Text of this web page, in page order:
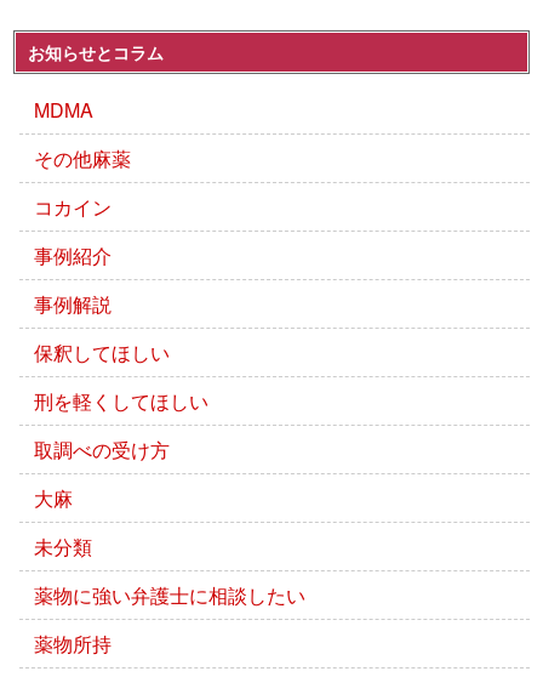
お知らせとコラム
MDMA
その他麻薬
コカイン
事例紹介
事例解説
保釈してほしい
刑を軽くしてほしい
取調べの受け方
大麻
未分類
薬物に強い弁護士に相談したい
薬物所持